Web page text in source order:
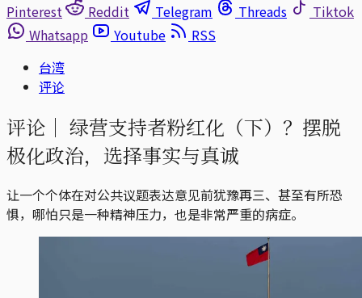
Pinterest
Reddit Telegram Threads
Tiktok
Whatsapp
Youtube
RSS
台湾
评论
评论｜ 绿营支持者粉红化（下）？摆脱
极化政治，选择事实与真诚
让一个个体在对公共议题表达意见前犹豫再三、甚至有所恐
惧，哪怕只是一种精神压力，也是非常严重的病症。